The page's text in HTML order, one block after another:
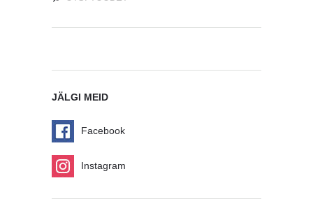
JÄLGI MEID
Facebook
Instagram